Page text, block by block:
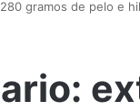
gramos de pelo e